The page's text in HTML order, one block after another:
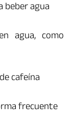
beber agua
agua, como
cafeína
frecuente